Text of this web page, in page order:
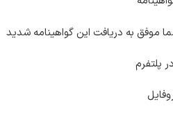
موفق به دریافت این گواهینامه شدید
پلتفرم